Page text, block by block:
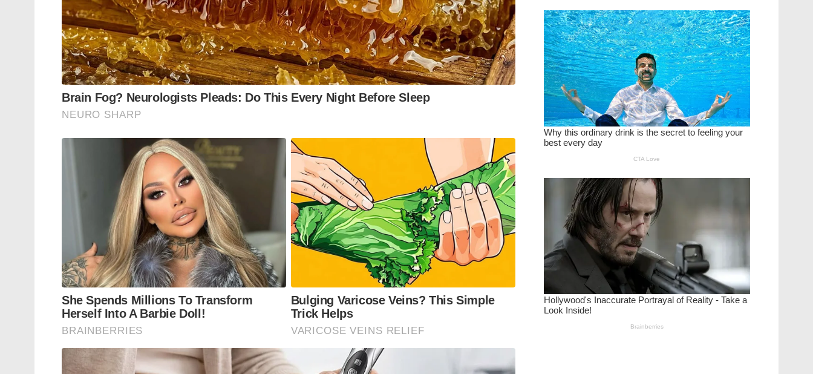
ആശ്രയിച്ചിരുന്ന ഉത്തർപ്രദേശിനെ ആഗോള നിലവാരമുള്ള അത്യാധുനിക സാങ്കേതിക ഹബ്ബാക്കി
മാറ്റാൻ ഈ പദ്ധതിക്ക് സാധിക്കുമെന്ന് ഇൻഡോ-അമേരിക്കൻ ചേംബർ ഓഫ് കൊമേഴ്‌സ് യുപി
കോർഡിനേഷൻ കമ്മിറ്റി ചെയർമാൻ മുകേഷ് ബഹാദൂർ സിംഗ് അഭിപ്രായപ്പെട്ടു.
ഉത്തർപ്രദേശിനെ ഒരു ട്രില്യൺ ഡോളർ സമ്പദ്‌വ്യവസ്ഥയിലേക്ക് നയിക്കുന്നതിൽ ഈ പ്രതിരോധ
ഇടനാഴി നിർണായക പങ്കുവഹിക്കുമെന്നാണ് യോഗി ആദിത്യനാഥ് സർക്കാരിന്റെ വിലയിരുത്തൽ.
Tags: UP's defence corridor